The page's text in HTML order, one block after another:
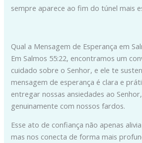
sempre aparece ao fim do túnel mais
Qual a Mensagem de Esperança em
Em Salmos 55:22, encontramos um
cuidado sobre o Senhor, e ele te
mensagem de esperança é clara e
entregar nossas ansiedades ao
genuinamente com nossos fardos.
Esse ato de confiança não apenas
mas nos conecta de forma mais